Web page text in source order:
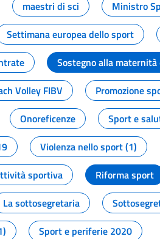
maestri di sci
Ministro
Settimana europea dello sport
Sostegno alla
Volley FIBV
Promozione
Onoreficenze
Sport e
Violenza nello sport (1)
sportiva
Riforma sport
La sottosegretaria
Sport e periferie 2020